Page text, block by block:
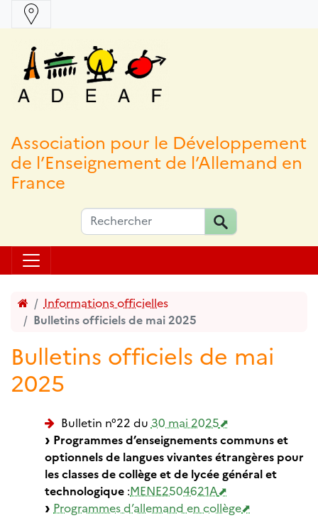
Association pour le Développement
de l’Enseignement de l’Allemand en
France
Accueil
Informations officielles
Bulletins officiels de mai 2025
Bulletins officiels de mai
2025
Bulletin n°22 du 30 mai 2025
Programmes d’enseignements communs et
optionnels de langues vivantes étrangères pour
les classes de collège et de lycée général et
technologique : MENE2504621A
Programmes d’allemand en collège